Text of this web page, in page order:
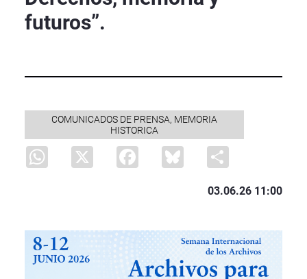
futuros”.
COMUNICADOS DE PRENSA, MEMORIA
HISTORICA
WhatsApp
X Facebook Bluesky
03.06.26 11:00